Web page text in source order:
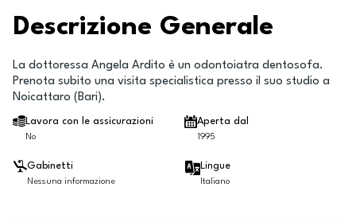
Descrizione Generale
La dottoressa Angela Ardito è un odontoiatra dentosofa.
Prenota subito una visita specialistica presso il suo studio a
Noicattaro (Bari).
Lavora con le assicurazioni
No
Aperta dal
1995
Gabinetti
Nessuna informazione
Lingue
Italiano